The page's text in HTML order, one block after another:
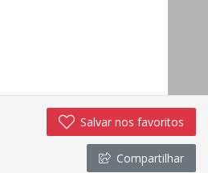
Salvar nos favoritos
Compartilhar